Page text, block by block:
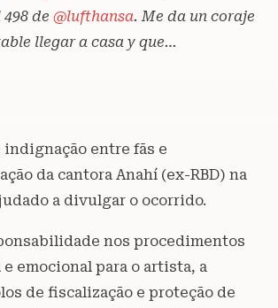
de @lufthansa. Me da un coraje
llegar a casa y que…
entre fãs e
da cantora Anahí (ex-RBD) na
a divulgar o ocorrido.
nos procedimentos
emocional para o artista, a
de fiscalização e proteção de